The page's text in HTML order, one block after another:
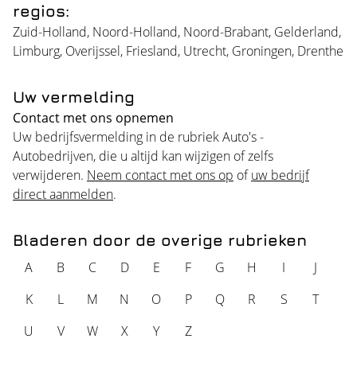
regios:
Zuid-Holland, Noord-Holland, Noord-Brabant, Gelderland,
Limburg, Overijssel, Friesland, Utrecht, Groningen, Drenthe
Uw vermelding
Contact met ons opnemen
Uw bedrijfsvermelding in de rubriek Auto's -
Autobedrijven, die u altijd kan wijzigen of zelfs
verwijderen. Neem contact met ons op ofuw bedrijf
direct aanmelden.
Bladeren door de overige rubrieken
A B C D E F G H I
J
K
L M N O P Q R S
T
U
V W X Y Z